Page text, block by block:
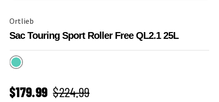
Ortlieb
Sac Touring Sport Roller Free QL2.1 25L
Lagoon
PRIX SOLDÉ
$179.99 Prix habituel
$224.99